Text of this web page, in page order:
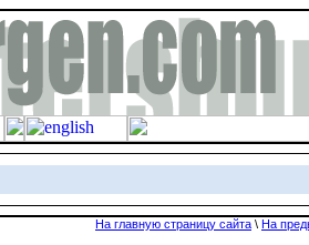
На главную страницу сайта \ На